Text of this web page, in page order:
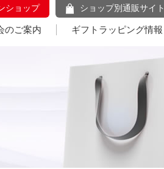
ショップ ショップ別通販サイト
のご案内 ギフトラッピング情報